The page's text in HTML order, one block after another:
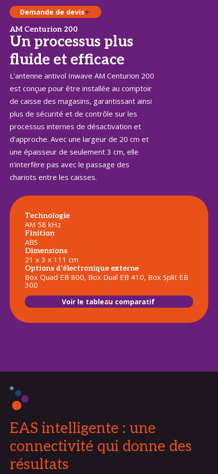
Demande de devis
AM Centurion 200
Un processus plus
fluide et efficace
L'antenne antivol Inwave AM Centurion 200
est conçue pour être installée au comptoir
de caisse des magasins, garantissant ainsi
plus de sécurité et de contrôle sur les
processus internes de désactivation et
d'approche. Avec une largeur de 20 cm et
une épaisseur de seulement 3 cm, elle
n'interfère pas avec le passage des
chariots entre les caisses.
Technologie
AM 58 kHz
Finition
ABS
Dimensions
21 x 3 x 111 cm
Options d'électronique externe
Box Quad EB 800, Box Dual EB 410, Box Split EB
300
Voir le tableau comparatif
EAS intelligente : une
connectivité qui donne des
résultats